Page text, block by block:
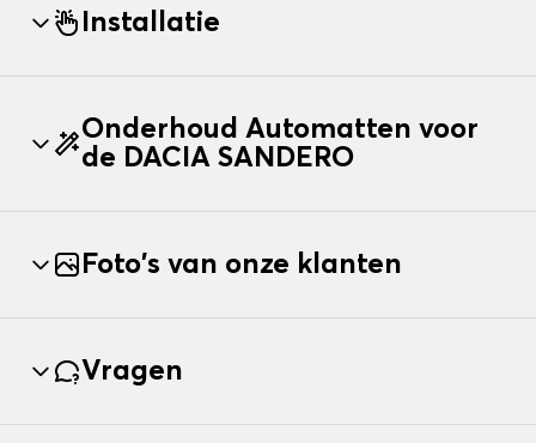
Installatie
Onderhoud Automatten voor
de DACIA SANDERO
Foto's van onze klanten
Vragen